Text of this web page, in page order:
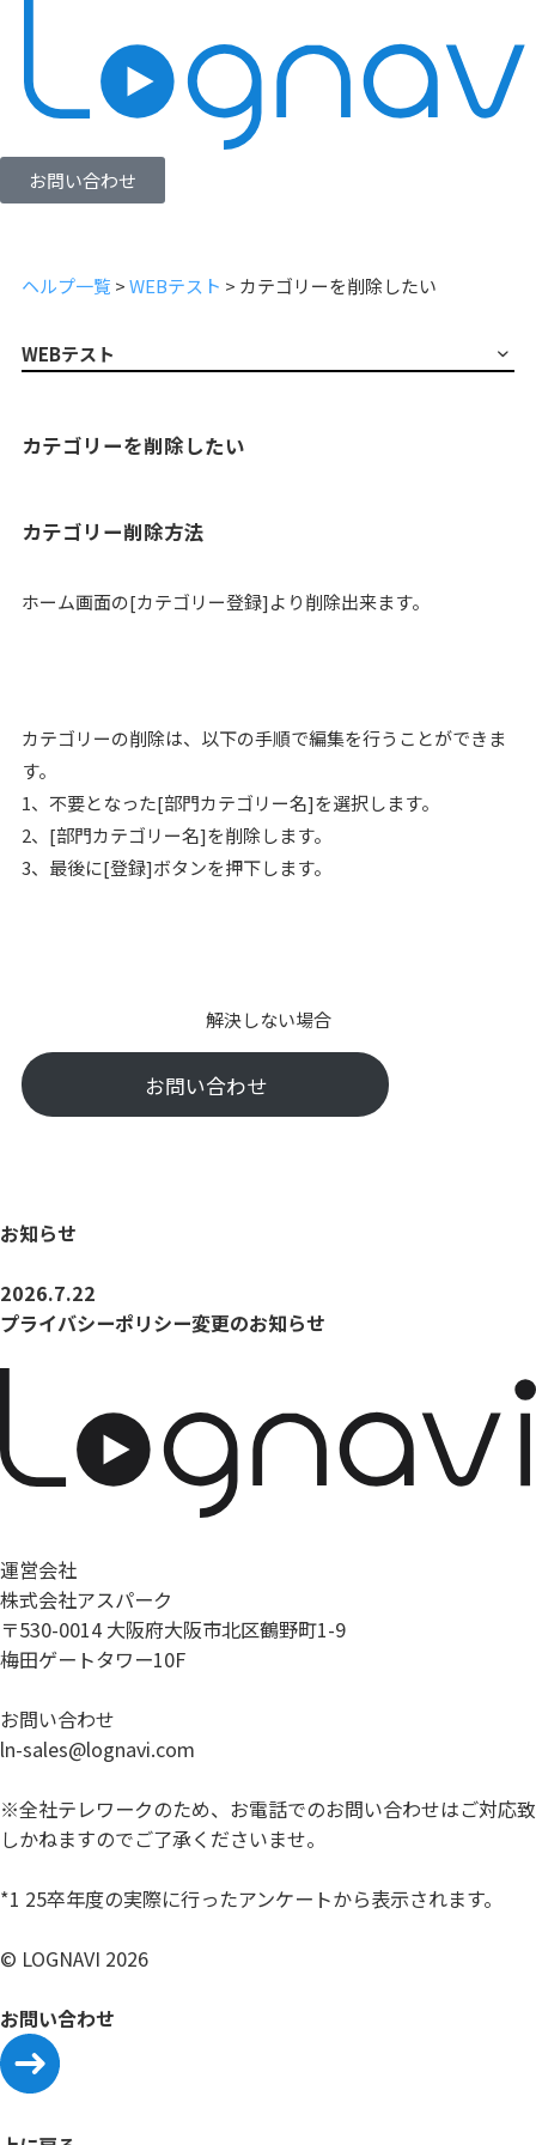
お問い合わせ
ヘルプ一覧 >WEBテスト > カテゴリーを削除したい
WEBテスト
カテゴリーを削除したい
カテゴリー削除方法
ホーム画面の[カテゴリー登録]より削除出来ます。
カテゴリーの削除は、以下の手順で編集を行うことができま
す。
1、不要となった[部門カテゴリー名]を選択します。
2、[部門カテゴリー名]を削除します。
3、最後に[登録]ボタンを押下します。
解決しない場合
お問い合わせ
お知らせ
2026.7.22
プライバシーポリシー変更のお知らせ
運営会社
株式会社アスパーク
〒530-0014 大阪府大阪市北区鶴野町1-9
梅田ゲートタワー10F
お問い合わせ
ln-sales@lognavi.com
※全社テレワークのため、お電話でのお問い合わせはご対応致
しかねますのでご了承くださいませ。
*1 25卒年度の実際に行ったアンケートから表示されます。
© LOGNAVI 2026
お問い合わせ